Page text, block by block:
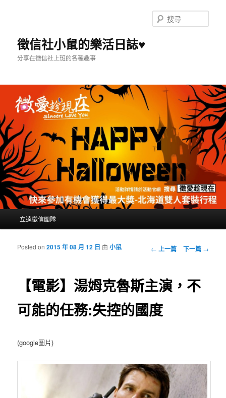
徵信社小鼠的樂活日誌♥
分享在徵信社上班的各種趣事
尋
跳到主內容
跳到第二內容
立達徵信團隊
瀏覽文章
← 上一篇 下一篇 →
【電影】湯姆克魯斯主演，不
可能的任務:失控的國度
Posted on2015 年 08 月 12 日 由小鼠
(google圖片)